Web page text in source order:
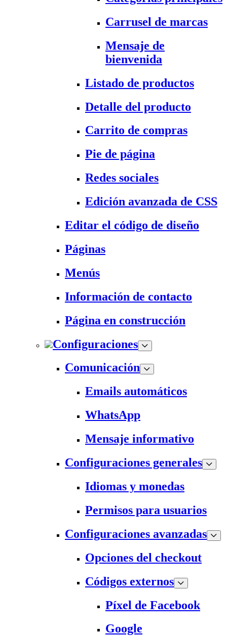
Carrusel de marcas
Mensaje de
bienvenida
Listado de productos
Detalle del producto
Carrito de compras
Pie de página
Redes sociales
Edición avanzada de CSS
Editar el código de diseño
Páginas
Menús
Información de contacto
Página en construcción
Configuraciones
Comunicación
Emails automáticos
WhatsApp
Mensaje informativo
Configuraciones generales
Idiomas y monedas
Permisos para usuarios
Configuraciones avanzadas
Opciones del checkout
Códigos externos
Píxel de Facebook
Google